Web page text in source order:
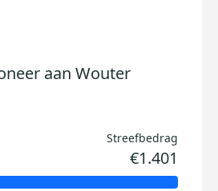
aan Wouter
Streefbedrag
€1.401